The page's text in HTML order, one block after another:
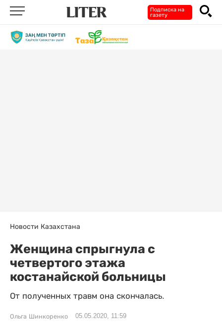
Подписка на
газету
Новости Казахстана
Женщина спрыгнула с
четвертого этажа
костанайской больницы
От полученных травм она скончалась.
Ольга Шинкоренко 05.05.2020, 11:59